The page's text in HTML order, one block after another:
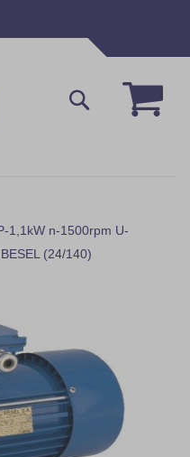
Mój
Szukaj
1,1kW n-1500rpm U-
(24/140)